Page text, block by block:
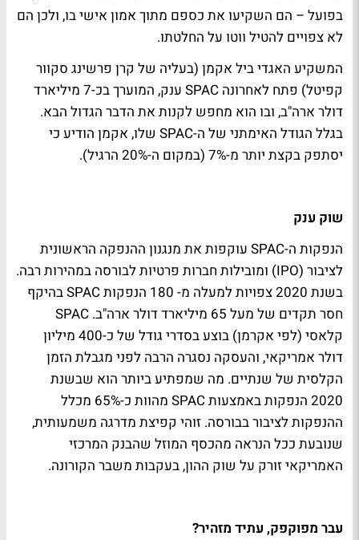
בפועל – הם השקיעו את כספם מתוך אמון אישי בו, ולכן הם
לא צפויים להטיל ווטו על החלטתו.
המשקיע האגדי ביל אקמן (בעליה של קרן פרשינג סקוור
קפיטל) פתח לאחרונה SPAC ענק, המוערך בכ-7 מיליארד
דולר ארה"ב, ובו הוא מחפש לקנות את הדבר הגדול הבא.
בגלל הגודל האימתני של ה-SPAC שלו, אקמן הודיע כי
יסתפק בקצת יותר מ-7% (במקום ה-20% הרגיל).
שוק ענק
הנפקות ה-SPAC עוקפות את מנגנון ההנפקה הראשונית
לציבור (IPO) ומובילות חברות פרטיות לבורסה במהירות רבה.
בשנת 2020 צפויות למעלה מ- 180 הנפקות SPAC בהיקף
חסר תקדים של מעל 65 מיליארד דולר ארה"ב. SPAC
קלאסי (לפי אקרמן) בוצע בסדרי גודל של כ-400 מיליון
דולר אמריקאי, והעסקה נסגרה הרבה לפני מגבלת הזמן
הקלסית של שנתיים. מה שמפתיע ביותר הוא שבשנת
2020 הנפקות באמצעות SPAC מהוות כ-65% מכלל
ההנפקות לציבור בבורסה. זוהי קפיצת מדרגה משמעותית,
שנובעת ככל הנראה מהכסף המוזל שהבנק המרכזי
האמריקאי זורק על שוק ההון, בעקבות משבר הקורונה.
עבר מפוקפק, עתיד מזהיר?